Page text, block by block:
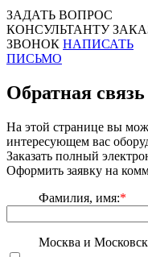
ЗАДАТЬ ВОПРОС
КОНСУЛЬТАНТУ
ЗВОНОК НАПИСАТЬ
ПИСЬМО
Обратная связь
На этой странице вы
интересующем вас
Заказать полный
Оформить заявку на
Фамилия, имя:*
Москва и